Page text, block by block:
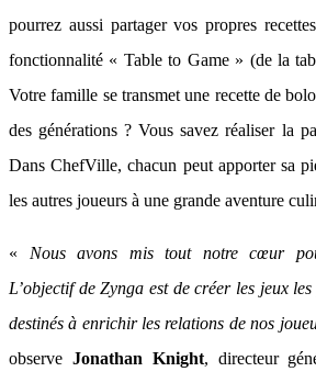
pourrez aussi partager vos propres
fonctionnalité « Table to Game » (de la
Votre famille se transmet une recette de
des générations ? Vous savez réaliser la
Dans ChefVille, chacun peut apporter sa
les autres joueurs à une grande aventure
« Nous avons mis tout notre cœur
L’objectif de Zynga est de créer les jeux
destinés à enrichir les relations de nos
observe Jonathan Knight, directeur